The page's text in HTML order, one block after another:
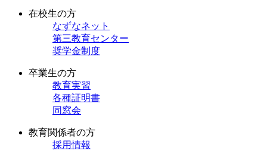
在校生の方
なずなネット
第三教育センター
奨学金制度
卒業生の方
教育実習
各種証明書
同窓会
教育関係者の方
採用情報